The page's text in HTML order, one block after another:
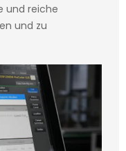
und reiche
und zu